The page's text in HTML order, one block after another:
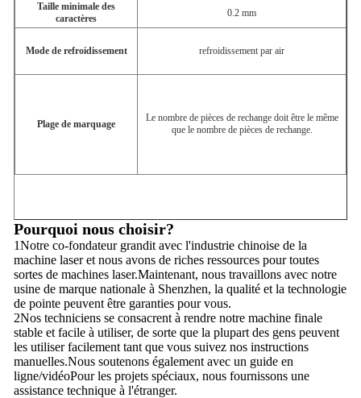
Taille minimale des
caractères
0.2 mm
Mode de refroidissement refroidissement par air
Plage de marquage
Le nombre de pièces de rechange doit être le même
que le nombre de pièces de rechange.
Pourquoi nous choisir?
1Notre co-fondateur grandit avec l'industrie chinoise de la
machine laser et nous avons de riches ressources pour toutes
sortes de machines laser.Maintenant, nous travaillons avec notre
usine de marque nationale à Shenzhen, la qualité et la technologie
de pointe peuvent être garanties pour vous.
2Nos techniciens se consacrent à rendre notre machine finale
stable et facile à utiliser, de sorte que la plupart des gens peuvent
les utiliser facilement tant que vous suivez nos instructions
manuelles.Nous soutenons également avec un guide en
ligne/vidéoPour les projets spéciaux, nous fournissons une
assistance technique à l'étranger.